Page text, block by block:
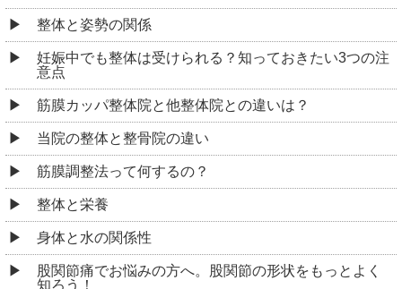
整体と姿勢の関係
妊娠中でも整体は受けられる？知っておきたい3つの注
意点
筋膜カッパ整体院と他整体院との違いは？
当院の整体と整骨院の違い
筋膜調整法って何するの？
整体と栄養
身体と水の関係性
股関節痛でお悩みの方へ。股関節の形状をもっとよく
知ろう！